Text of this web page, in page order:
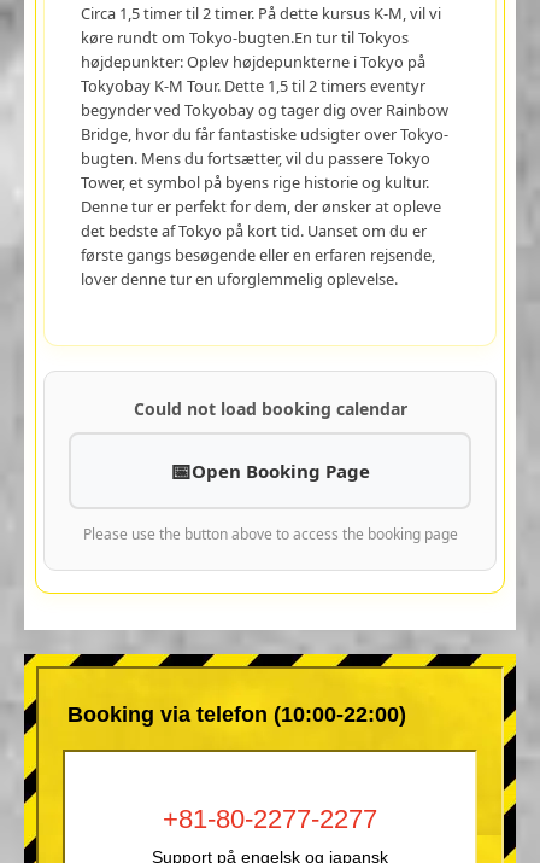
Circa 1,5 timer til 2 timer. På dette kursus K-M, vil vi
køre rundt om Tokyo-bugten.En tur til Tokyos
højdepunkter: Oplev højdepunkterne i Tokyo på
Tokyobay K-M Tour. Dette 1,5 til 2 timers eventyr
begynder ved Tokyobay og tager dig over Rainbow
Bridge, hvor du får fantastiske udsigter over Tokyo-
bugten. Mens du fortsætter, vil du passere Tokyo
Tower, et symbol på byens rige historie og kultur.
Denne tur er perfekt for dem, der ønsker at opleve
det bedste af Tokyo på kort tid. Uanset om du er
første gangs besøgende eller en erfaren rejsende,
lover denne tur en uforglemmelig oplevelse.
Could not load booking calendar
Open Booking Page
Please use the button above to access the booking page
Booking via telefon (10:00-22:00)
+81-80-2277-2277
Support på engelsk og japansk